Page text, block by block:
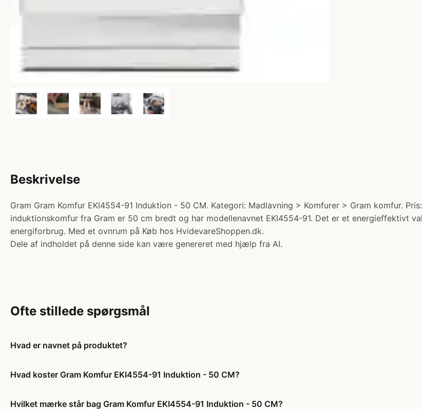
Beskrivelse
Gram Gram Komfur EKI4554-91 Induktion - 50 CM. Kategori: Madlavning > Komfurer > Gram komfur.
induktionskomfur fra Gram er 50 cm bredt og har modellenavnet EKI4554-91. Det er et energieffektivt
energiforbrug. Med et ovnrum på Køb hos HvidevareShoppen.dk.
Dele af indholdet på denne side kan være genereret med hjælp fra AI.
Ofte stillede spørgsmål
Hvad er navnet på produktet?
Hvad koster Gram Komfur EKI4554-91 Induktion - 50 CM?
Hvilket mærke står bag Gram Komfur EKI4554-91 Induktion - 50 CM?